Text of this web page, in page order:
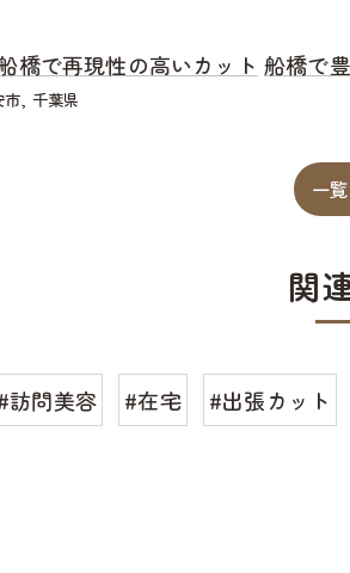
橋で再現性の高いカット 船橋で
市 千葉県
一
関
訪問美容 #在宅 #出張カット